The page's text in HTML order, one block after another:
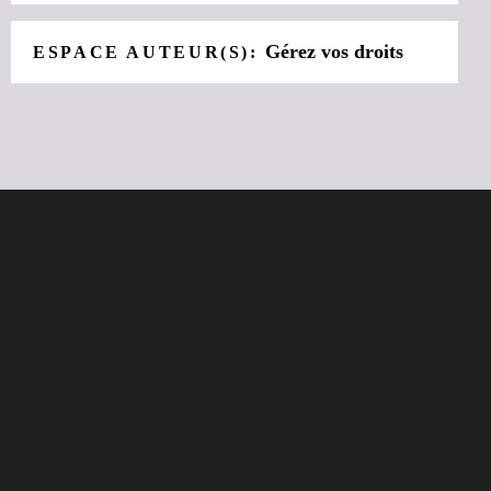
ESPACE AUTEUR(S): Gérez vos droits